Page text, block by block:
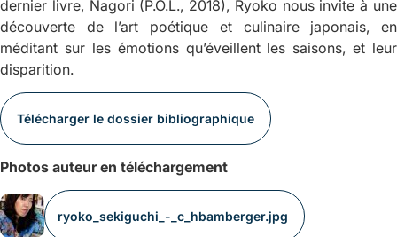
dernier livre, Nagori (P.O.L., 2018), Ryoko nous invite à une
découverte de l’art poétique et culinaire japonais, en
méditant sur les émotions qu’éveillent les saisons, et leur
disparition.
Télécharger le dossier bibliographique
Photos auteur en téléchargement
ryoko_sekiguchi_-_c_hbamberger.jpg